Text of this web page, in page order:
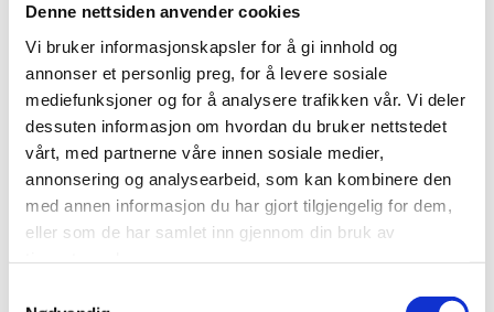
Denne nettsiden anvender cookies
Vi bruker informasjonskapsler for å gi innhold og
annonser et personlig preg, for å levere sosiale
mediefunksjoner og for å analysere trafikken vår. Vi deler
dessuten informasjon om hvordan du bruker nettstedet
vårt, med partnerne våre innen sosiale medier,
annonsering og analysearbeid, som kan kombinere den
med annen informasjon du har gjort tilgjengelig for dem,
eller som de har samlet inn gjennom din bruk av